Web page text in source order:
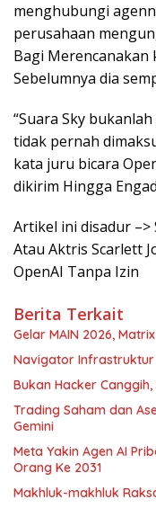
menghubungi
perusahaan
Bagi
Sebelumnya dia
“Suara Sky
tidak pernah
kata juru bicara
dikirim Hingga
Artikel ini disadur –>
Atau Aktris Scarlett
OpenAI Tanpa Izin
Berita Terkait
Gelar MAIN 2026,
Navigator Infrastruktur
Bukan Hacker
Trading Saham dan
Gemini
Meta Yakin Agen AI
Orang Ke 2031
Makhluk-makhluk